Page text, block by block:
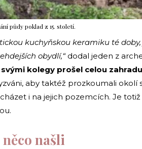
půdy poklad z 15. století.
kuchyňskou keramiku té
obydlí,“dodal jeden z
kolegy prošel celou
aby taktéž prozkoumali
i na jejich pozemcích. Je
našli